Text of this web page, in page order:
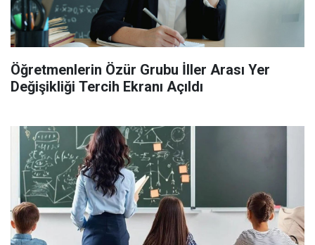
Öğretmenlerin Özür Grubu İller Arası Yer
Değişikliği Tercih Ekranı Açıldı